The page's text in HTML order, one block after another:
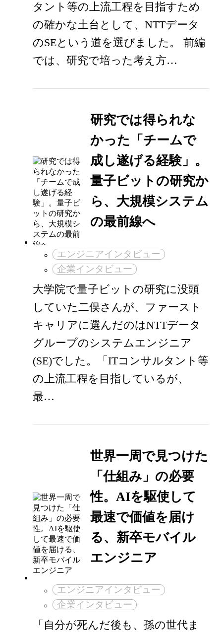
タント等の上流工程を目指すため
の確かな土台として、NTTデータ
のSEという道を選びました。 前編
では、研究で培った考え方…
研究では得られな
かった「チームで
成し遂げる経験」。
量子ビットの研究か
ら、大規模システム
の最前線へ
エンジニアインタビュー
企業インタビュー
大学院で量子ビットの研究に没頭
していた二俣さんが、ファースト
キャリアに選んだのはNTTデータ
グループのシステムエンジニア
(SE)でした。「ITコンサルタント等
の上流工程を目指しているが、
最…
世界一周で見つけた
「仕組み」の必要
性。AIを駆使して
最速で価値を届け
る、新卒モバイル
エンジニア
エンジニアインタビュー
企業インタビュー
「自分が死んだ後も、孫の世代ま